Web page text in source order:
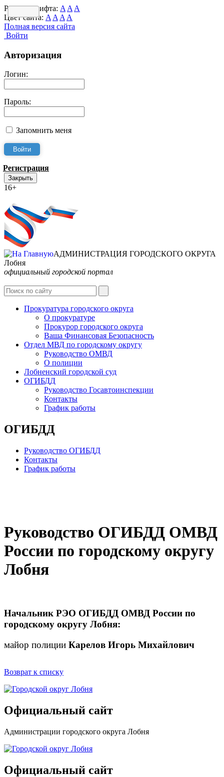
Размер шрифта: A A A
Цвет сайта: A A A A
Полная версия сайта
Войти
Авторизация
Логин:
Пароль:
Запомнить меня
Регистрация
Закрыть
16+
АДМИНИСТРАЦИЯ ГОРОДСКОГО ОКРУГА
Лобня
официальный городской портал
Прокуратура городского округа
О прокуратуре
Прокурор городского округа
Ваша Финансовая Безопасность
Отдел МВД по городскому округу
Руководство ОМВД
О полиции
Лобненский городской суд
ОГИБДД
Руководство Госавтоинспекции
Контакты
График работы
ОГИБДД
Руководство ОГИБДД
Контакты
График работы
Руководство ОГИБДД ОМВД
России по городскому округу
Лобня
Начальник РЭО ОГИБДД ОМВД России по
городскому округу Лобня:
майор полиции Карелов Игорь Михайлович
Возврат к списку
Официальный сайт
Администрации городского округа Лобня
Официальный сайт